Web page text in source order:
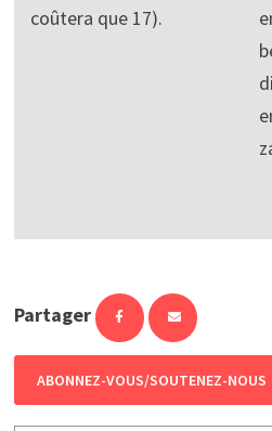
coûtera que 17).
Partager
ABONNEZ-VOUS/SOUTENEZ-NOUS